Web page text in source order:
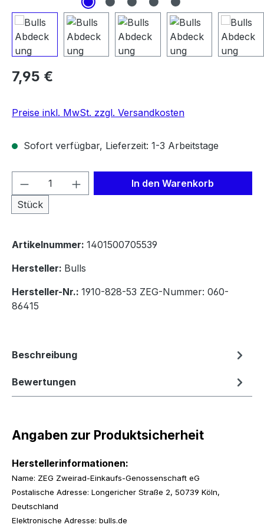
Regulärer Preis:
7,95 €
Preise inkl. MwSt. zzgl. Versandkosten
Sofort verfügbar, Lieferzeit: 1-3 Arbeitstage
Produkt Anzahl: Gib den
Stück
In den Warenkorb
Artikelnummer: 1401500705539
Hersteller: Bulls
Hersteller-Nr.: 1910-828-53 ZEG-Nummer: 060-
86415
Beschreibung
Bewertungen
Angaben zur Produktsicherheit
Herstellerinformationen:
Name: ZEG Zweirad-Einkaufs-Genossenschaft eG
Postalische Adresse: Longericher Straße 2, 50739 Köln,
Deutschland
Elektronische Adresse: bulls.de